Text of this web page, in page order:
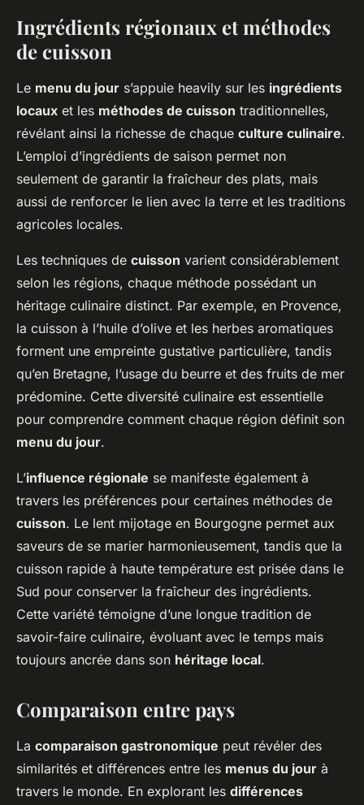
Ingrédients régionaux et méthodes
de cuisson
Le menu du jour s’appuie heavily sur les ingrédients
locaux et les méthodes de cuisson traditionnelles,
révélant ainsi la richesse de chaque culture culinaire.
L’emploi d’ingrédients de saison permet non
seulement de garantir la fraîcheur des plats, mais
aussi de renforcer le lien avec la terre et les traditions
agricoles locales.
Les techniques de cuisson varient considérablement
selon les régions, chaque méthode possédant un
héritage culinaire distinct. Par exemple, en Provence,
la cuisson à l’huile d’olive et les herbes aromatiques
forment une empreinte gustative particulière, tandis
qu’en Bretagne, l’usage du beurre et des fruits de mer
prédomine. Cette diversité culinaire est essentielle
pour comprendre comment chaque région définit son
menu du jour.
L’influence régionale se manifeste également à
travers les préférences pour certaines méthodes de
cuisson. Le lent mijotage en Bourgogne permet aux
saveurs de se marier harmonieusement, tandis que la
cuisson rapide à haute température est prisée dans le
Sud pour conserver la fraîcheur des ingrédients.
Cette variété témoigne d’une longue tradition de
savoir-faire culinaire, évoluant avec le temps mais
toujours ancrée dans son héritage local.
Comparaison entre pays
La comparaison gastronomique peut révéler des
similarités et différences entre les menus du jour à
travers le monde. En explorant les différences